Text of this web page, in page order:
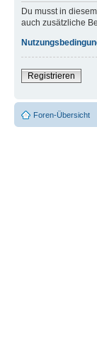
Du musst in
auch zusätzliche
Registrieren
Foren-Übersicht